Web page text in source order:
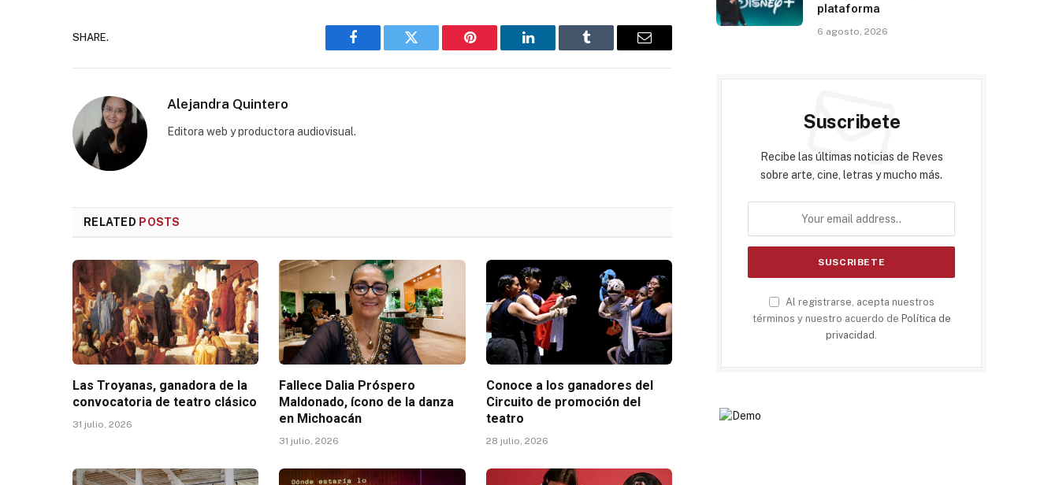
SHARE.
Facebook Twitter Pinterest LinkedIn Tumblr Email
Alejandra Quintero
Editora web y productora audiovisual.
RELATED POSTS
Las Troyanas, ganadora de la
convocatoria de teatro clásico
31 julio, 2026
Fallece Dalia Próspero
Maldonado, ícono de la danza
en Michoacán
31 julio, 2026
Conoce a los ganadores del
Circuito de promoción del
teatro
28 julio, 2026
plataforma
6 agosto, 2026
Suscribete
Recibe las últimas noticias de Reves
sobre arte, cine, letras y mucho más.
Al registrarse, acepta nuestros
términos y nuestro acuerdo de Política de
privacidad